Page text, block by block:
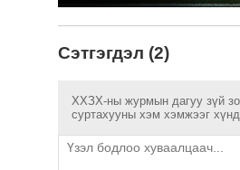
Сэтгэгдэл (2)
ХХЗХ-ны журмын дагуу зүй
суртахууны хэм хэмжээг